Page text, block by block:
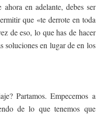
en adelante, debes ser
que «te derrote en toda
de eso, lo que has de hacer
soluciones en lugar de en los
Partamos. Empecemos a
de lo que tenemos que